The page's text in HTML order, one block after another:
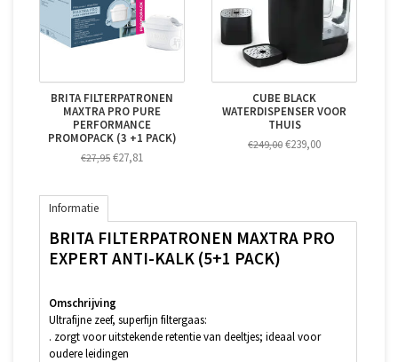
BRITA FILTERPATRONEN
MAXTRA PRO PURE
PERFORMANCE
PROMOPACK (3 +1 PACK)
€27,95 €27,81
CUBE BLACK
WATERDISPENSER VOOR
THUIS
€249,00 €239,00
Informatie
BRITA FILTERPATRONEN MAXTRA PRO
EXPERT ANTI-KALK (5+1 PACK)
Omschrijving
Ultrafijne zeef, superfijn filtergaas:
. zorgt voor uitstekende retentie van deeltjes; ideaal voor
oudere leidingen